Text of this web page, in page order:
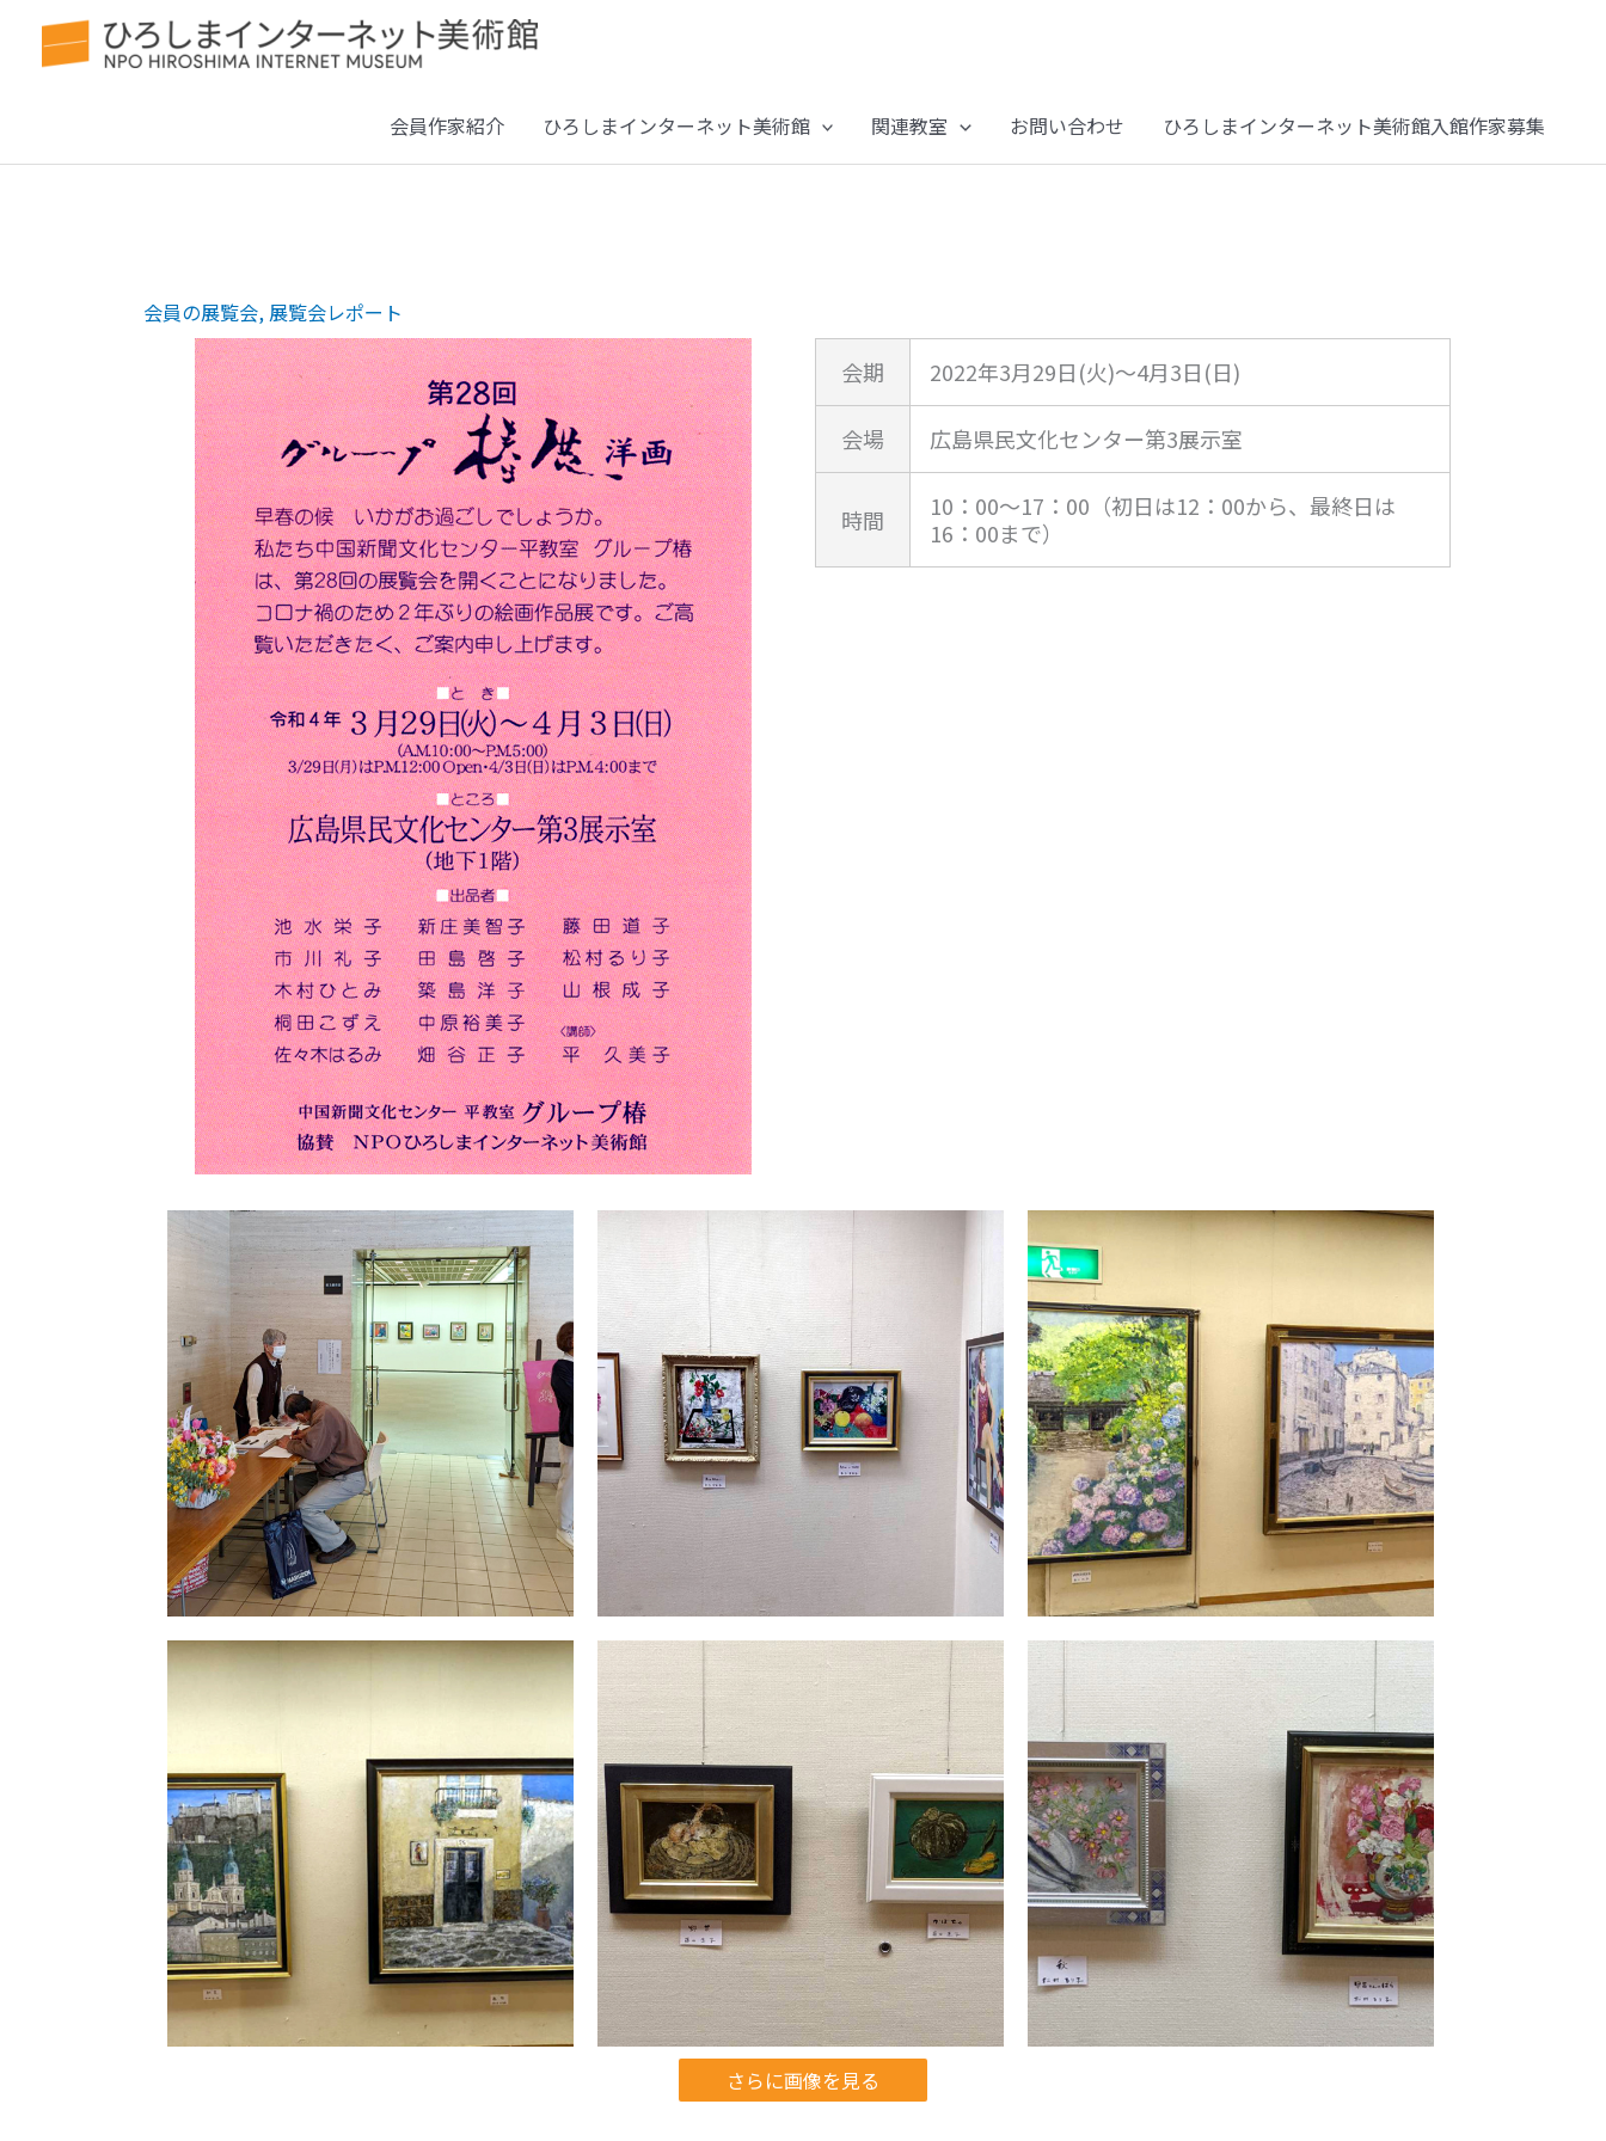
会員作家紹介 ひろしまインターネット美術館 関連教室 お問い合わせ ひろしまインターネット美術館入館作家募集
会員の展覧会, 展覧会レポート
会期 2022年3月29日(火)～4月3日(日)
会場 広島県民文化センター第3展示室
時間
10：00～17：00（初日は12：00から、最終日は
16：00まで）
さらに画像を見る